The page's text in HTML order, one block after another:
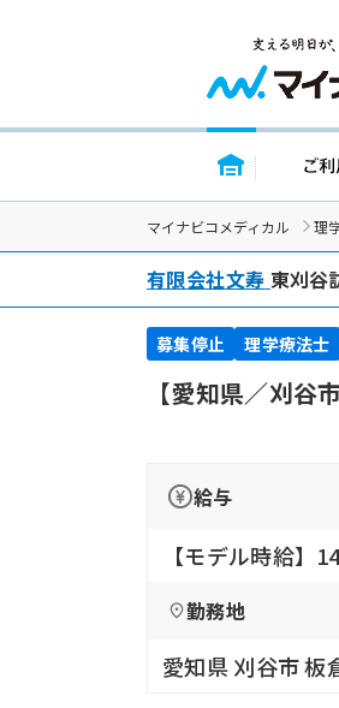
トップペー
マイナビコメディカル 理
有限会社文寿 東刈谷
募集停止 理学療法士
【愛知県／刈
給与
【モデル時給】
勤務地
愛知県 刈谷市